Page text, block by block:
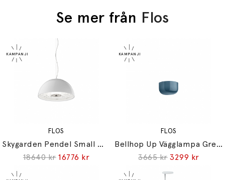
Se mer från Flos
FLOS
Skygarden Pendel Small White
18640 kr 16776 kr
FLOS
Bellhop Up Vägglampa Grey Blue IP44
3665 kr 3299 kr